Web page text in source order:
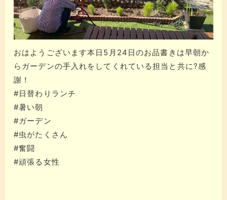
おはようございます本日5月24日のお品書きは早朝か
らガーデンの手入れをしてくれている担当と共に?感
謝！
#日替わりランチ
#暑い朝
#ガーデン
#虫がたくさん
#奮闘
#頑張る女性